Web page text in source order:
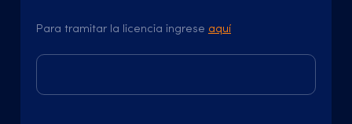
Para tramitar la licencia ingrese aquí